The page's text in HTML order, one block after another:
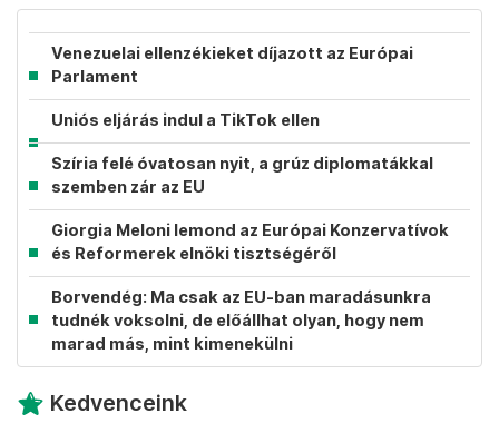
Venezuelai ellenzékieket díjazott az Európai
Parlament
Uniós eljárás indul a TikTok ellen
Szíria felé óvatosan nyit, a grúz diplomatákkal
szemben zár az EU
Giorgia Meloni lemond az Európai Konzervatívok
és Reformerek elnöki tisztségéről
Borvendég: Ma csak az EU-ban maradásunkra
tudnék voksolni, de előállhat olyan, hogy nem
marad más, mint kimenekülni
Kedvenceink